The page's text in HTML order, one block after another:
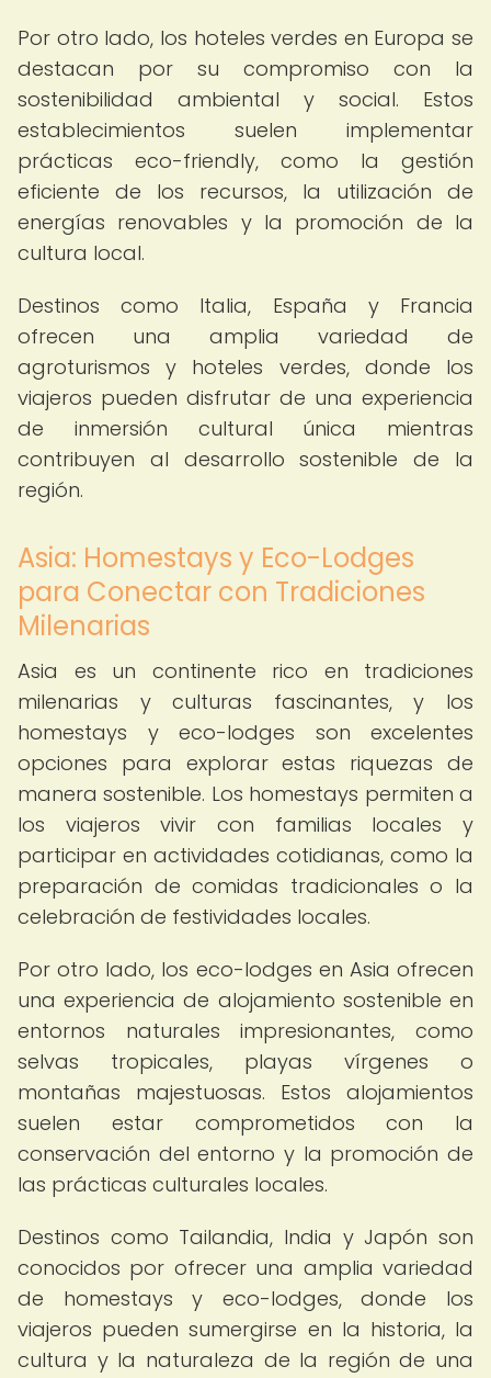
Por otro lado, los hoteles verdes en Europa se
destacan por su compromiso con la
sostenibilidad ambiental y social. Estos
establecimientos suelen implementar
prácticas eco-friendly, como la gestión
eficiente de los recursos, la utilización de
energías renovables y la promoción de la
cultura local.
Destinos como Italia, España y Francia
ofrecen una amplia variedad de
agroturismos y hoteles verdes, donde los
viajeros pueden disfrutar de una experiencia
de inmersión cultural única mientras
contribuyen al desarrollo sostenible de la
región.
Asia: Homestays y Eco-Lodges
para Conectar con Tradiciones
Milenarias
Asia es un continente rico en tradiciones
milenarias y culturas fascinantes, y los
homestays y eco-lodges son excelentes
opciones para explorar estas riquezas de
manera sostenible. Los homestays permiten a
los viajeros vivir con familias locales y
participar en actividades cotidianas, como la
preparación de comidas tradicionales o la
celebración de festividades locales.
Por otro lado, los eco-lodges en Asia ofrecen
una experiencia de alojamiento sostenible en
entornos naturales impresionantes, como
selvas tropicales, playas vírgenes o
montañas majestuosas. Estos alojamientos
suelen estar comprometidos con la
conservación del entorno y la promoción de
las prácticas culturales locales.
Destinos como Tailandia, India y Japón son
conocidos por ofrecer una amplia variedad
de homestays y eco-lodges, donde los
viajeros pueden sumergirse en la historia, la
cultura y la naturaleza de la región de una